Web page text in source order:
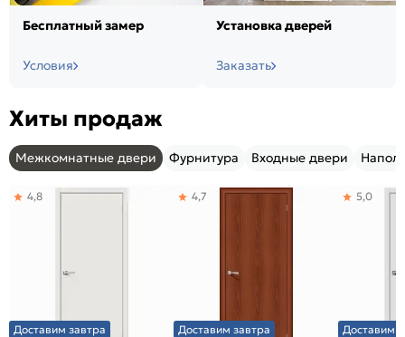
Бесплатный замер
Условия
Установка дверей
Заказать
Хиты продаж
Межкомнатные двери Фурнитура Входные двери
Доставим завтра
4,8
Доставим завтра
4,7
Доставим
5,0